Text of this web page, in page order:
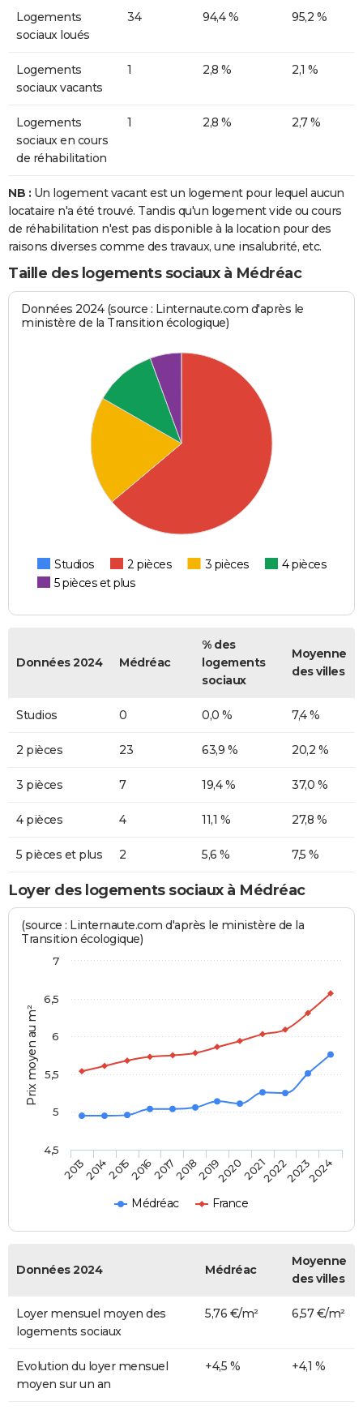
Logements
sociaux loués
34 94,4 % 95,2 %
Logements
sociaux vacants
1 2,8 % 2,1 %
Logements
sociaux en cours
de réhabilitation
1 2,8 % 2,7 %
NB : Un logement vacant est un logement pour lequel aucun
locataire n'a été trouvé. Tandis qu'un logement vide ou cours
de réhabilitation n'est pas disponible à la location pour des
raisons diverses comme des travaux, une insalubrité, etc.
Taille des logements sociaux à Médréac
Données 2024 (source : Linternaute.com d'après le
ministère de la Transition écologique)
Studios 2 pièces 3 pièces
4 pièces
5 pièces et plus
Données 2024 Médréac
% des
logements
sociaux
Moyenne
des villes
Studios 0 0,0 % 7,4 %
2 pièces 23 63,9 % 20,2 %
3 pièces 7 19,4 % 37,0 %
4 pièces 4 11,1 % 27,8 %
5 pièces et plus 2 5,6 % 7,5 %
Loyer des logements sociaux à Médréac
Prix moyen au m²
(source : Linternaute.com d'après le ministère de la
Transition écologique)
Médréac France
201320142015201620172018201920202021202220232024
4,5
5
5,5
6
6,5
7
Données 2024 Médréac
Moyenne
des villes
Loyer mensuel moyen des
logements sociaux
5,76 €/m² 6,57 €/m²
Evolution du loyer mensuel
moyen sur un an
+4,5 % +4,1 %